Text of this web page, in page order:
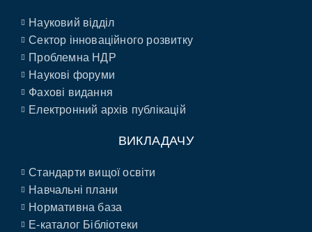
Науковий відділ
Сектор інноваційного розвитку
Проблемна НДР
Наукові форуми
Фахові видання
Електронний архів публікацій
ВИКЛАДАЧУ
Стандарти вищої освіти
Навчальні плани
Нормативна база
E-каталог Бібліотеки